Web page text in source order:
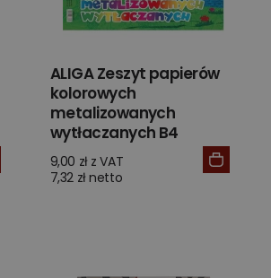
ALIGA Zeszyt papierów
kolorowych
metalizowanych
wytłaczanych B4
9,00 zł z VAT
7,32 zł netto